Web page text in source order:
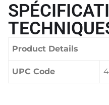
Product Details
UPC Code